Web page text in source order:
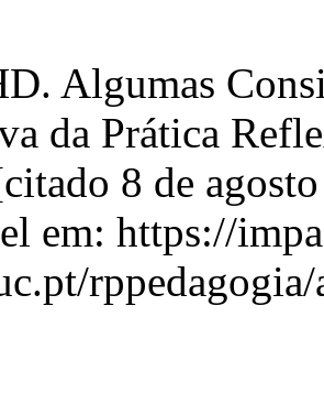
Algumas
da Prática
8 de
em: https://